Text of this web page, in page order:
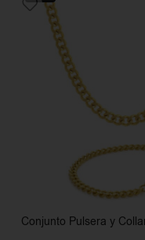
Conjunto Pulsera y